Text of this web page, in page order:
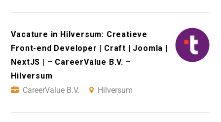
Vacature in Hilversum: Creatieve
Front-end Developer | Craft | Joomla |
NextJS | – CareerValue B.V. –
Hilversum
CareerValue B.V.
Hilversum